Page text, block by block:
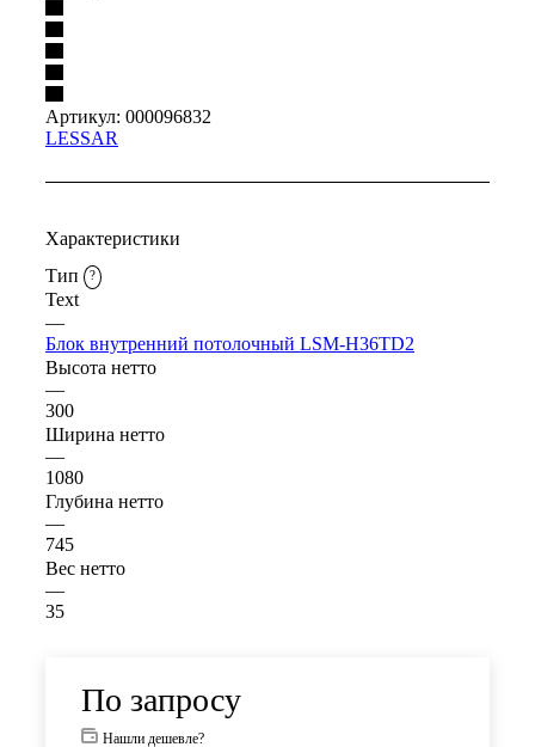
Артикул: 000096832
LESSAR
Характеристики
Тип
?
Text
—
Блок внутренний потолочный LSM-H36TD2
Высота нетто
—
300
Ширина нетто
—
1080
Глубина нетто
—
745
Вес нетто
—
35
По запросу
Нашли дешевле?